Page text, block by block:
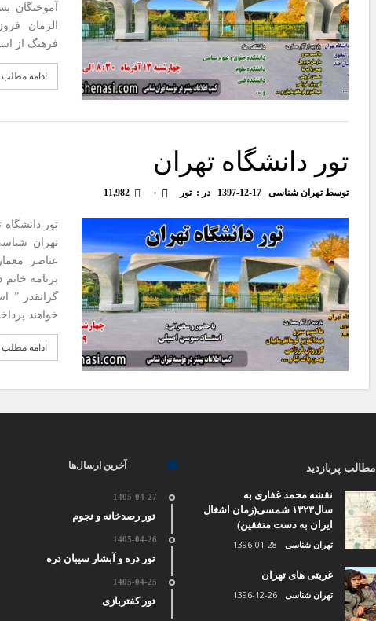
آموختگان
الزمان
فرهنگ از
ادامه مطلب
تور دانشگاه تهران
توسطتهران شناسی 1397-12-17 در :تور ۰ 11,982
تور
تهران
عناصر
برنامه
گرانقدر ”
خواهند
ادامه مطلب
مطالب پربازدید
نقشه محمد غفاری به
سال۱۳۲۳ شمسی(زمان اشغال
ایران به دست متفقین)
تهران شناسی 1396-01-28
غربتی های تهران
تهران شناسی 1396-12-26
آخرین ارسال‌ها
1405-04-27
تور رصدخانه و نجوم
1405-04-26
تور دره و آبشار سیبان دره
1405-04-25
تور کفتربازی